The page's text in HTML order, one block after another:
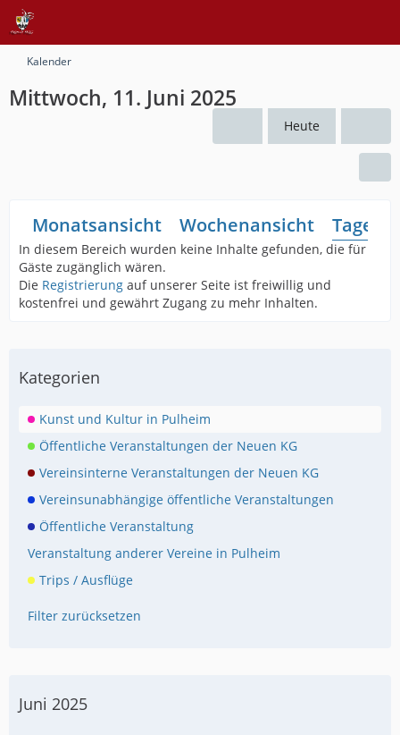
Kalender
Mittwoch, 11. Juni 2025
Heute
Monatsansicht Wochenansicht
In diesem Bereich wurden keine Inhalte gefunden, die für
Gäste zugänglich wären.
Die Registrierung auf unserer Seite ist freiwillig und
kostenfrei und gewährt Zugang zu mehr Inhalten.
Kategorien
Kunst und Kultur in Pulheim
Öffentliche Veranstaltungen der Neuen KG
Vereinsinterne Veranstaltungen der Neuen KG
Vereinsunabhängige öffentliche Veranstaltungen
Öffentliche Veranstaltung
Veranstaltung anderer Vereine in Pulheim
Trips / Ausflüge
Filter zurücksetzen
Juni 2025